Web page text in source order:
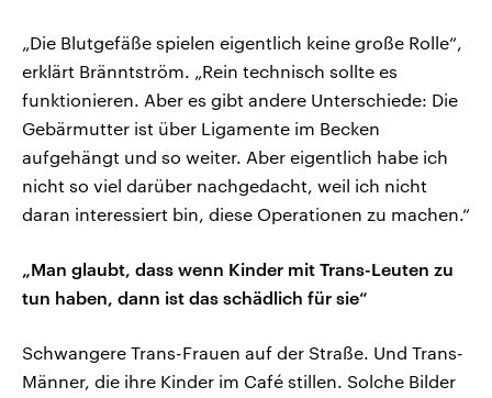
„Die Blutgefäße spielen eigentlich keine große Rolle“,
erklärt Bränntström. „Rein technisch sollte es
funktionieren. Aber es gibt andere Unterschiede: Die
Gebärmutter ist über Ligamente im Becken
aufgehängt und so weiter. Aber eigentlich habe ich
nicht so viel darüber nachgedacht, weil ich nicht
daran interessiert bin, diese Operationen zu machen.“
„Man glaubt, dass wenn Kinder mit Trans-Leuten zu
tun haben, dann ist das schädlich für sie“
Schwangere Trans-Frauen auf der Straße. Und Trans-
Männer, die ihre Kinder im Café stillen. Solche Bilder